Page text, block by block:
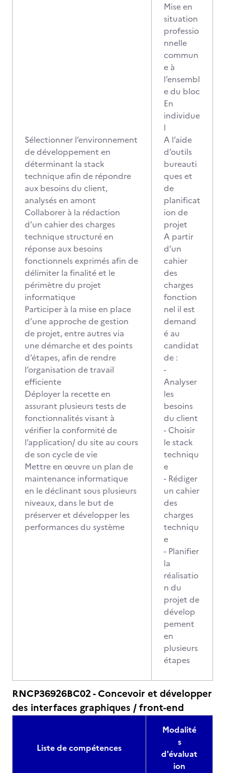
Sélectionner l’environnement
de développement en
déterminant la stack
technique afin de répondre
aux besoins du client,
analysés en amont
Collaborer à la rédaction
d’un cahier des charges
technique structuré en
réponse aux besoins
fonctionnels exprimés afin de
délimiter la finalité et le
périmètre du projet
informatique
Participer à la mise en place
d’une approche de gestion
de projet, entre autres via
une démarche et des points
d’étapes, afin de rendre
l’organisation de travail
efficiente
Déployer la recette en
assurant plusieurs tests de
fonctionnalités visant à
vérifier la conformité de
l’application/ du site au cours
de son cycle de vie
Mettre en œuvre un plan de
maintenance informatique
en le déclinant sous plusieurs
niveaux, dans le but de
préserver et développer les
performances du système
Mise en
situation
professio
nnelle
commun
e à
l’ensembl
e du bloc
En
individue
l
A l’aide
d’outils
bureauti
ques et
de
planificat
ion de
projet
A partir
d’un
cahier
des
charges
fonction
nel il est
demand
é au
candidat
de :
-
Analyser
les
besoins
du client
- Choisir
le stack
techniqu
e
- Rédiger
un cahier
des
charges
techniqu
e
- Planifier
la
réalisatio
n du
projet de
dévelop
pement
en
plusieurs
étapes
RNCP36926BC02 - Concevoir et développer
des interfaces graphiques / front-end
Liste de compétences
Modalité
s
d'évaluat
ion